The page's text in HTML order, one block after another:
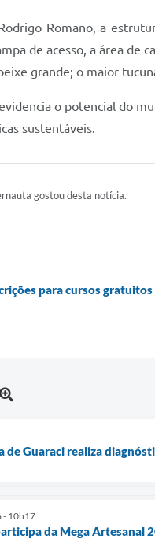
Romano, a
de acesso, a área de
grande; o maior
o potencial do
sustentáveis.
gostou desta notícia.
para cursos
de Guaraci realiza
- 10h17
da Mega Artesanal